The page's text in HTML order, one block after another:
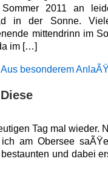
2011 an
in der Sonne.
mittendrinn im
im […]
Aus besonderem
Tag mal wieder.
am Obersee
bestaunten und dabei